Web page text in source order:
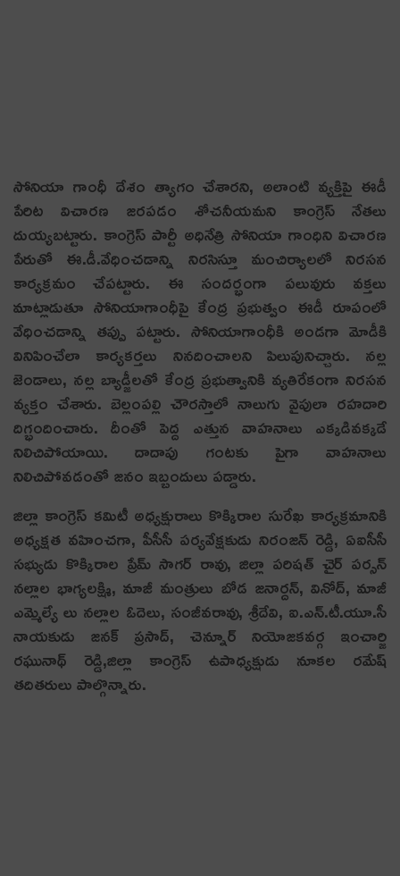
సోనియా గాంధీ దేశం త్యాగం చేశార‌ని, అలాంటి వ్య‌క్తిపై ఈడీ
పేరిట విచార‌ణ జ‌ర‌ప‌డం శోచ‌నీయ‌మ‌ని కాంగ్రెస్ నేత‌లు
దుయ్య‌బ‌ట్టారు. కాంగ్రెస్ పార్టీ అధినేత్రి సోనియా గాంధిని విచారణ
పేరుతో ఈ.డీ.వేధించడాన్ని నిరసిస్తూ మంచిర్యాల‌లో నిర‌స‌న
కార్య‌క్ర‌మం చేప‌ట్టారు. ఈ సంద‌ర్భంగా ప‌లువురు వ‌క్త‌లు
మాట్లాడుతూ సోనియాగాంధీపై కేంద్ర ప్రభుత్వం ఈడీ రూపంలో
వేధించడాన్ని తప్పు పట్టారు. సోనియాగాంధీకి అండగా మోడీకి
వినిపించేలా కార్యకర్తలు నినదించాలని పిలుపునిచ్చారు. నల్ల
జెండాలు, నల్ల బ్యాడ్జీలతో కేంద్ర ప్రభుత్వానికి వ్య‌తిరేకంగా నిరసన
వ్యక్తం చేశారు. బెల్లంపల్లి చౌరస్తాలో నాలుగు వైపులా ర‌హ‌దారి
దిగ్భందించారు. దీంతో పెద్ద ఎత్తున వాహనాలు ఎక్కడివక్కడే
నిలిచిపోయాయి. దాదాపు గంటకు పైగా వాహనాలు
నిలిచిపోవ‌డంతో జనం ఇబ్బందులు ప‌డ్డారు.
జిల్లా కాంగ్రెస్ కమిటీ అధ్యక్షురాలు కొక్కిరాల సురేఖ కార్యక్రమానికి
అధ్యక్షత వహించ‌గా, పీసీసీ పర్యవేక్షకుడు నిరంజన్ రెడ్డి, ఏఐసీసీ
సభ్యుడు కొక్కిరాల ప్రేమ్ సాగర్ రావు, జిల్లా పరిషత్ చైర్ పర్సన్
నల్లాల భాగ్యలక్ష్మి, మాజీ మంత్రులు బోడ జనార్దన్, వినోద్, మాజీ
ఎమ్మెల్యే లు నల్లాల ఓదెలు, సంజీవరావు, శ్రీదేవి, ఐ.ఎన్.టీ.యూ.సీ
నాయకుడు జనక్ ప్రసాద్, చెన్నూర్ నియోజకవర్గ ఇంచార్జి
రఘునాథ్ రెడ్డి,జిల్లా కాంగ్రెస్ ఉపాధ్యక్షుడు నూకల రమేష్
త‌దిత‌రులు పాల్గొన్నారు.